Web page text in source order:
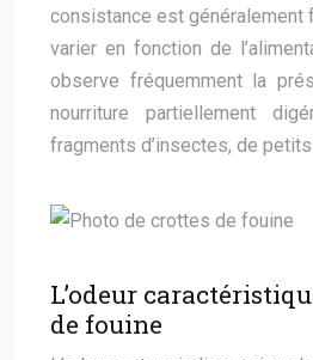
consistance est généralement
varier en fonction de
observe fréquemment la
nourriture partiellement
fragments d’insectes, de
L’odeur
de fouine